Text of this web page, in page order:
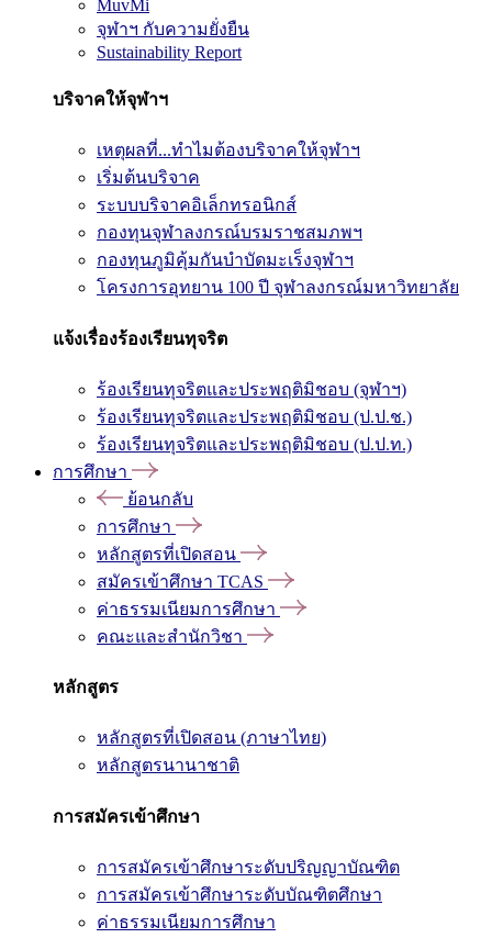
MuvMi
จุฬาฯ กับความยั่งยืน
Sustainability Report
บริจาคให้จุฬาฯ
เหตุผลที่...ทำไมต้องบริจาคให้จุฬาฯ
เริ่มต้นบริจาค
ระบบบริจาคอิเล็กทรอนิกส์
กองทุนจุฬาลงกรณ์บรมราชสมภพฯ
กองทุนภูมิคุ้มกันบำบัดมะเร็งจุฬาฯ
โครงการอุทยาน 100 ปี จุฬาลงกรณ์มหาวิทยาลัย
แจ้งเรื่องร้องเรียนทุจริต
ร้องเรียนทุจริตและประพฤติมิชอบ (จุฬาฯ)
ร้องเรียนทุจริตและประพฤติมิชอบ (ป.ป.ช.)
ร้องเรียนทุจริตและประพฤติมิชอบ (ป.ป.ท.)
การศึกษา
ย้อนกลับ
การศึกษา
หลักสูตรที่เปิดสอน
สมัครเข้าศึกษา TCAS
ค่าธรรมเนียมการศึกษา
คณะและสำนักวิชา
หลักสูตร
หลักสูตรที่เปิดสอน (ภาษาไทย)
หลักสูตรนานาชาติ
การสมัครเข้าศึกษา
การสมัครเข้าศึกษาระดับปริญญาบัณฑิต
การสมัครเข้าศึกษาระดับบัณฑิตศึกษา
ค่าธรรมเนียมการศึกษา